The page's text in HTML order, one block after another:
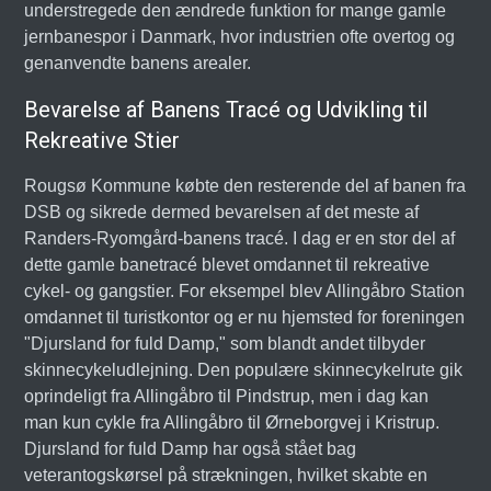
understregede den ændrede funktion for mange gamle
jernbanespor i Danmark, hvor industrien ofte overtog og
genanvendte banens arealer.
Bevarelse af Banens Tracé og Udvikling til
Rekreative Stier
Rougsø Kommune købte den resterende del af banen fra
DSB og sikrede dermed bevarelsen af det meste af
Randers-Ryomgård-banens tracé. I dag er en stor del af
dette gamle banetracé blevet omdannet til rekreative
cykel- og gangstier. For eksempel blev Allingåbro Station
omdannet til turistkontor og er nu hjemsted for foreningen
"Djursland for fuld Damp," som blandt andet tilbyder
skinnecykeludlejning. Den populære skinnecykelrute gik
oprindeligt fra Allingåbro til Pindstrup, men i dag kan
man kun cykle fra Allingåbro til Ørneborgvej i Kristrup.
Djursland for fuld Damp har også stået bag
veterantogskørsel på strækningen, hvilket skabte en